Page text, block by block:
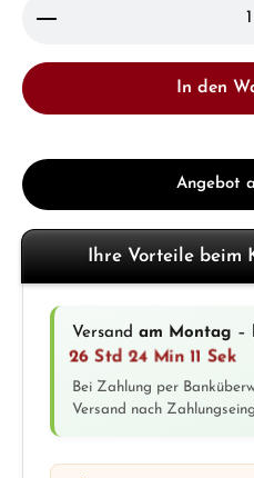
Produkt Anzahl: Gib
In den
Angebot
Ihre Vorteile beim
Versand am Montag –
26 Std 24 Min 10 Sek
Bei Zahlung per
Versand nach